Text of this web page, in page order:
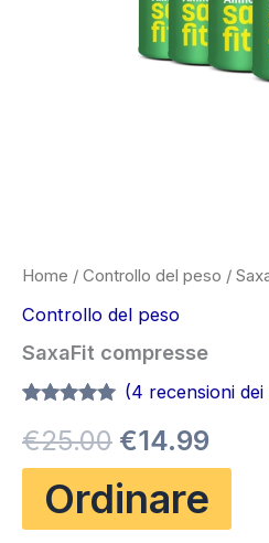
Home / Controllo del peso /
Controllo del peso
SaxaFit compresse
su 5 su
base di
recensioni
(4 recensioni
€25.00 Il
prezzo
originale
€14.99
Ordinare